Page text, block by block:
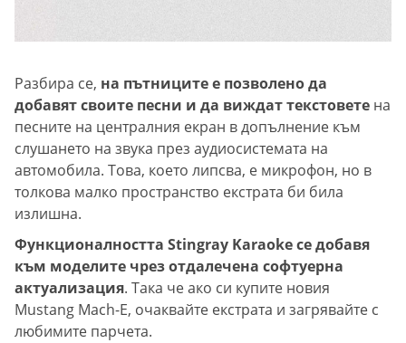
Разбира се, на пътниците е позволено да
добавят своите песни и да виждат текстовете на
песните на централния екран в допълнение към
слушането на звука през аудиосистемата на
автомобила. Това, което липсва, е микрофон, но в
толкова малко пространство екстрата би била
излишна.
Функционалността Stingray Karaoke се добавя
към моделите чрез отдалечена софтуерна
актуализация. Така че ако си купите новия
Mustang Mach-E, очаквайте екстрата и загрявайте с
любимите парчета.